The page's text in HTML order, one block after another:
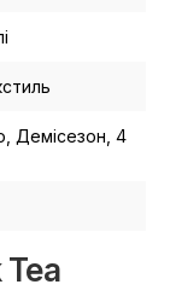
Демісезон, 4